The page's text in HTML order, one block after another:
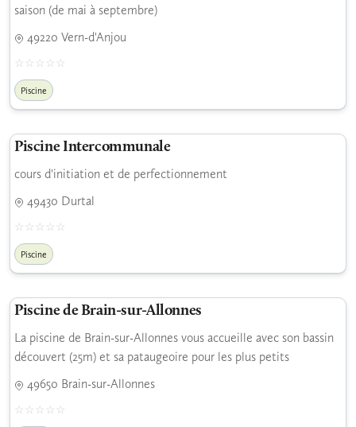
saison (de mai à septembre)
49220 Vern-d'Anjou
Piscine
Piscine Intercommunale
cours d'initiation et de perfectionnement
49430 Durtal
Piscine
Piscine de Brain-sur-Allonnes
La piscine de Brain-sur-Allonnes vous accueille avec son bassin
découvert (25m) et sa pataugeoire pour les plus petits
49650 Brain-sur-Allonnes